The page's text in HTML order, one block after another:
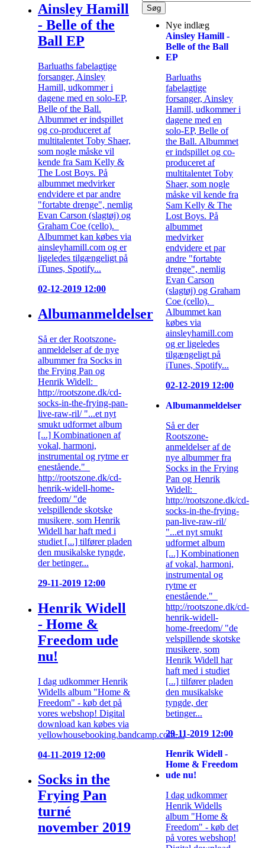
Ainsley Hamill
- Belle of the
Ball EP
Barluaths fabelagtige
forsanger, Ainsley
Hamill, udkommer i
dagene med en solo-EP,
Belle of the Ball.
Albummet er indspillet
og co-produceret af
multitalentet Toby Shaer,
som nogle måske vil
kende fra Sam Kelly &
The Lost Boys. På
albummet medvirker
endvidere et par andre
"fortabte drenge", nemlig
Evan Carson (slagtøj) og
Graham Coe (cello).
Albummet kan købes via
ainsleyhamill.com og er
ligeledes tilgængeligt på
iTunes, Spotify...
02-12-2019 12:00
Albumanmeldelser
Så er der Rootszone-
anmeldelser af de nye
albummer fra Socks in
the Frying Pan og
Henrik Widell:
http://rootszone.dk/cd-
socks-in-the-frying-pan-
live-raw-ril/ "...et nyt
smukt udformet album
[...] Kombinationen af
vokal, harmoni,
instrumental og rytme er
enestående."
http://rootszone.dk/cd-
henrik-widell-home-
freedom/ "de
velspillende skotske
musikere, som Henrik
Widell har haft med i
studiet [...] tilfører pladen
den musikalske tyngde,
der betinger...
29-11-2019 12:00
Henrik Widell
- Home &
Freedom ude
nu!
I dag udkommer Henrik
Widells album "Home &
Freedom" - køb det på
vores webshop! Digital
download kan købes via
yellowhousebooking.bandcamp.com....
04-11-2019 12:00
Socks in the
Frying Pan
turné
november 2019
Nye indlæg
Ainsley Hamill -
Belle of the Ball
EP
Barluaths
fabelagtige
forsanger, Ainsley
Hamill, udkommer i
dagene med en
solo-EP, Belle of
the Ball. Albummet
er indspillet og co-
produceret af
multitalentet Toby
Shaer, som nogle
måske vil kende fra
Sam Kelly & The
Lost Boys. På
albummet
medvirker
endvidere et par
andre "fortabte
drenge", nemlig
Evan Carson
(slagtøj) og Graham
Coe (cello).
Albummet kan
købes via
ainsleyhamill.com
og er ligeledes
tilgængeligt på
iTunes, Spotify...
02-12-2019 12:00
Albumanmeldelser
Så er der
Rootszone-
anmeldelser af de
nye albummer fra
Socks in the Frying
Pan og Henrik
Widell:
http://rootszone.dk/cd-
socks-in-the-frying-
pan-live-raw-ril/
"...et nyt smukt
udformet album
[...] Kombinationen
af vokal, harmoni,
instrumental og
rytme er
enestående."
http://rootszone.dk/cd-
henrik-widell-
home-freedom/ "de
velspillende skotske
musikere, som
Henrik Widell har
haft med i studiet
[...] tilfører pladen
den musikalske
tyngde, der
betinger...
29-11-2019 12:00
Henrik Widell -
Home & Freedom
ude nu!
I dag udkommer
Henrik Widells
album "Home &
Freedom" - køb det
på vores webshop!